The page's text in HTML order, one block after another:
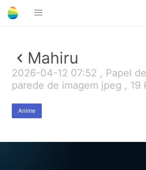
Mahiru
2026-04-12 07:52 , Papel de
parede de imagem jpeg , 19
Anime